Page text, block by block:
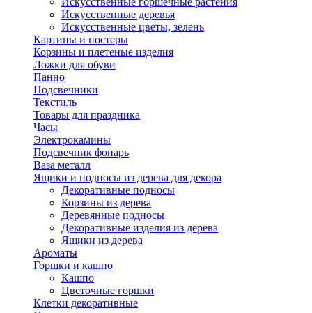
Искусственные деревья
Искусственные цветы, зелень
Картины и постеры
Корзины и плетеные изделия
Ложки для обуви
Панно
Подсвечники
Текстиль
Товары для праздника
Часы
Электрокамины
Подсвечник фонарь
Ваза металл
Ящики и подносы из дерева для декора
Декоративные подносы
Корзины из дерева
Деревянные подносы
Декоративные изделия из дерева
Ящики из дерева
Ароматы
Горшки и кашпо
Кашпо
Цветочные горшки
Клетки декоративные